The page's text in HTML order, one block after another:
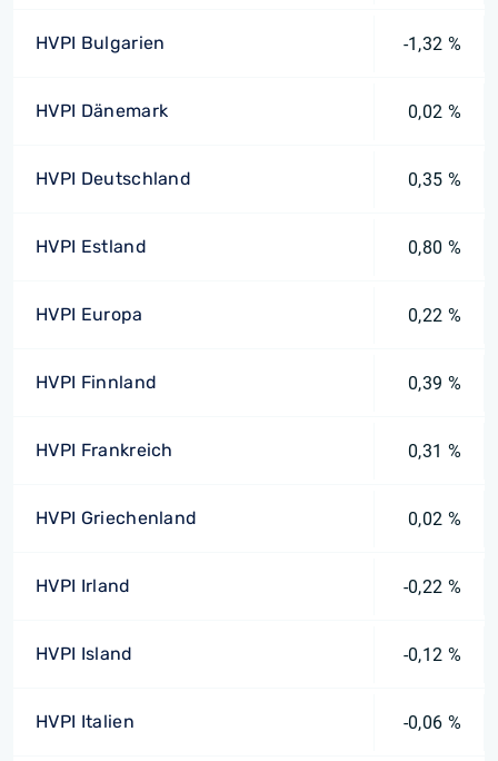
HVPI Bulgarien -1,32 %
HVPI Dänemark 0,02 %
HVPI Deutschland 0,35 %
HVPI Estland 0,80 %
HVPI Europa 0,22 %
HVPI Finnland 0,39 %
HVPI Frankreich 0,31 %
HVPI Griechenland 0,02 %
HVPI Irland -0,22 %
HVPI Island -0,12 %
HVPI Italien -0,06 %